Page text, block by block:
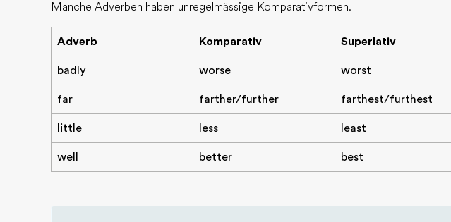
Manche Adverben haben unregelmässige Komparativformen.
Adverb Komparativ Superlativ
badly worse worst
far farther/further farthest/furthest
little less least
well better best